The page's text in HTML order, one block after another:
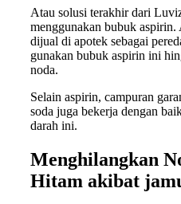
Atau solusi terakhir dari
menggunakan bubuk
dijual di apotek sebagai
gunakan bubuk aspirin ini
noda.
Selain aspirin, campuran
soda juga bekerja dengan
darah ini.
Menghilangkan
Hitam akibat